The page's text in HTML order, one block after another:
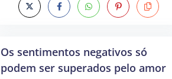
Os sentimentos negativos só
podem ser superados pelo amor